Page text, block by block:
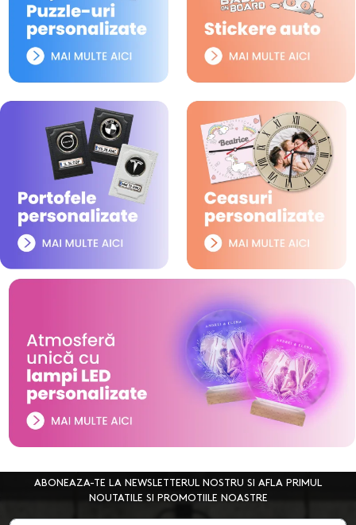
ABONEAZA-TE LA NEWSLETTERUL NOSTRU SI AFLA PRIMUL
NOUTATILE SI PROMOTIILE NOASTRE